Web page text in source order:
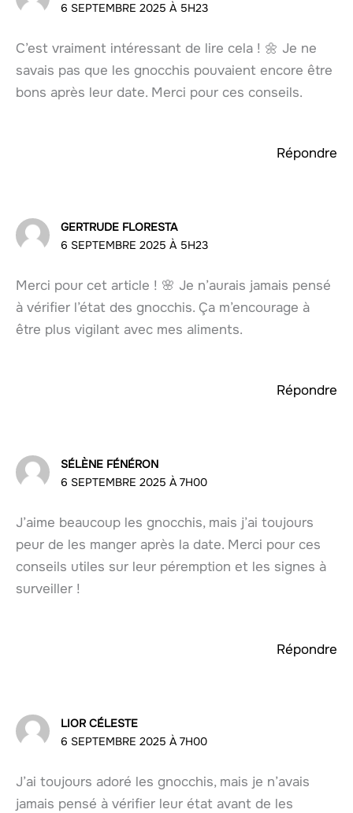
6 SEPTEMBRE 2025 À 5H23
C’est vraiment intéressant de lire cela ! 🌼 Je ne
savais pas que les gnocchis pouvaient encore être
bons après leur date. Merci pour ces conseils.
Répondre
GERTRUDE FLORESTA
6 SEPTEMBRE 2025 À 5H23
Merci pour cet article ! 🌸 Je n’aurais jamais pensé
à vérifier l’état des gnocchis. Ça m’encourage à
être plus vigilant avec mes aliments.
Répondre
SÉLÈNE FÉNÉRON
6 SEPTEMBRE 2025 À 7H00
J’aime beaucoup les gnocchis, mais j’ai toujours
peur de les manger après la date. Merci pour ces
conseils utiles sur leur péremption et les signes à
surveiller !
Répondre
LIOR CÉLESTE
6 SEPTEMBRE 2025 À 7H00
J’ai toujours adoré les gnocchis, mais je n’avais
jamais pensé à vérifier leur état avant de les